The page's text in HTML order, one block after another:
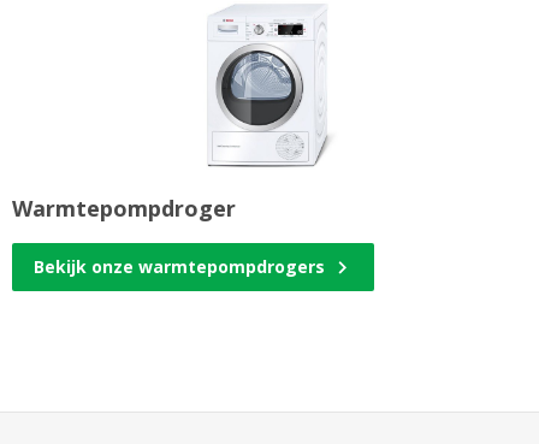
Warmtepompdroger
Bekijk onze warmtepompdrogers